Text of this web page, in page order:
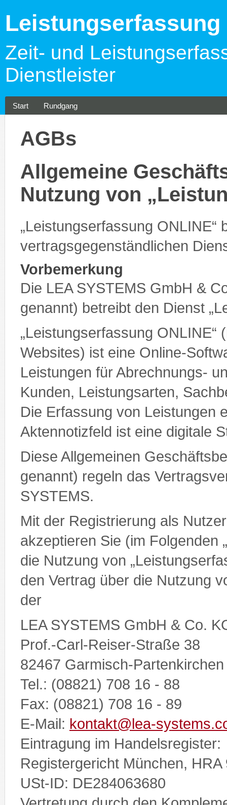
Leistungserfassung
Zeit- und
Dienstleister
Start Rundgang
AGBs
Allgemeine
Nutzung von
„Leistungserfassung ONLINE“
vertragsgegenständlichen
Vorbemerkung
Die LEA SYSTEMS GmbH &
genannt) betreibt den Dienst
„Leistungserfassung
Websites) ist eine Online-
Leistungen für Abrechnungs-
Kunden, Leistungsarten,
Die Erfassung von Leistungen
Aktennotizfeld ist eine digitale
Diese Allgemeinen
genannt) regeln das
SYSTEMS.
Mit der Registrierung als
akzeptieren Sie (im Folgenden
die Nutzung von
den Vertrag über die Nutzung
der
LEA SYSTEMS GmbH & Co.
Prof.-Carl-Reiser-Straße 38
82467 Garmisch-Partenkirchen
Tel.: (08821) 708 16 - 88
Fax: (08821) 708 16 - 89
E-Mail: kontakt@lea-
Eintragung im Handelsregister:
Registergericht München, HRA
USt-ID: DE284063680